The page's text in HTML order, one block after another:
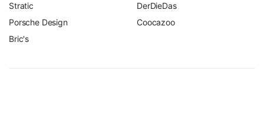
Stratic
Porsche Design
Bric's
DerDieDas
Coocazoo